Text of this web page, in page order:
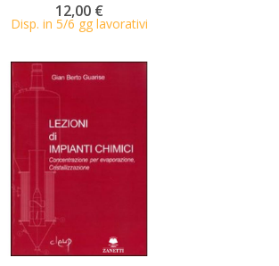
12,00 €
Disp. in 5/6 gg lavorativi